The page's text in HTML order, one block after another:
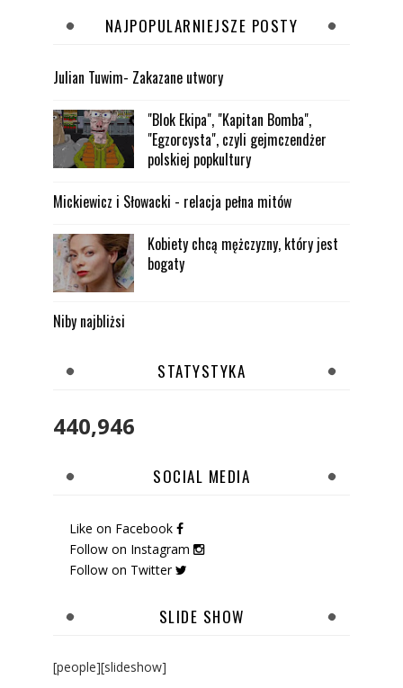
NAJPOPULARNIEJSZE POSTY
Julian Tuwim- Zakazane utwory
"Blok Ekipa", "Kapitan Bomba",
"Egzorcysta", czyli gejmczendżer
polskiej popkultury
Mickiewicz i Słowacki - relacja pełna mitów
Kobiety chcą mężczyzny, który jest
bogaty
Niby najbliżsi
STATYSTYKA
440,946
SOCIAL MEDIA
Like on Facebook
Follow on Instagram
Follow on Twitter
SLIDE SHOW
[people][slideshow]